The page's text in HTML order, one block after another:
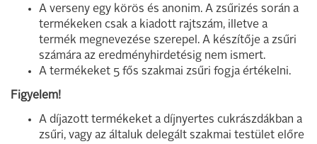
A verseny egy körös és anonim. A zsűrizés során a
termékeken csak a kiadott rajtszám, illetve a
termék megnevezése szerepel. A készítője a zsűri
számára az eredményhirdetésig nem ismert.
A termékeket 5 fős szakmai zsűri fogja értékelni.
Figyelem!
A díjazott termékeket a díjnyertes cukrászdákban a
zsűri, vagy az általuk delegált szakmai testület előre